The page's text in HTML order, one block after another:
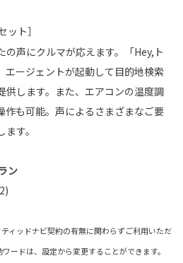
ット］
の声にクルマが応えます。「Hey,ト
エージェントが起動して目的地検索
供します。また、エアコンの温度調
作も可能。声によるさまざまなご要
す。
ン
ィッドナビ契約の有無に関わらずご利用いただ
ドは、設定から変更することができます。